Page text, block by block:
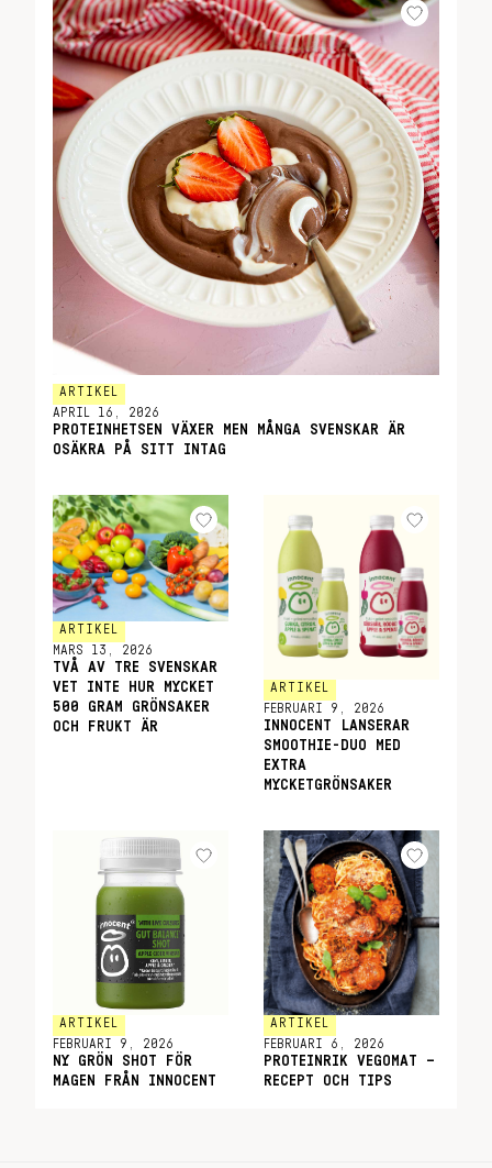
ARTIKEL
APRIL 16, 2026
PROTEINHETSEN VÄXER MEN MÅNGA SVENSKAR ÄR
OSÄKRA PÅ SITT INTAG
ARTIKEL
MARS 13, 2026
TVÅ AV TRE SVENSKAR
VET INTE HUR MYCKET
500 GRAM GRÖNSAKER
OCH FRUKT ÄR
ARTIKEL
FEBRUARI 9, 2026
INNOCENT LANSERAR
SMOOTHIE-DUO MED
EXTRA
MYCKETGRÖNSAKER
ARTIKEL
FEBRUARI 9, 2026
NY GRÖN SHOT FÖR
MAGEN FRÅN INNOCENT
ARTIKEL
FEBRUARI 6, 2026
PROTEINRIK VEGOMAT –
RECEPT OCH TIPS